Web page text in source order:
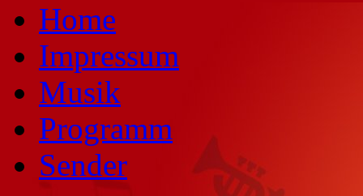
Home
Impressum
Musik
Programm
Sender